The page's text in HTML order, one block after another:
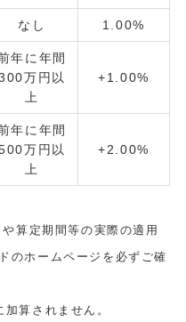
なし 1.00%
年に年間
万円以
上
+1.00%
年に年間
万円以
上
+2.00%
算定期間等の実際の適用
のホームページを必ずご確
算されません。